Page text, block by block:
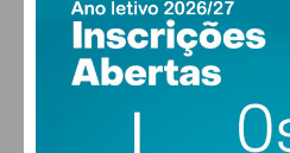
26°